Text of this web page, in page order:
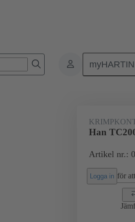
Kontakter Elektrisk
Han
Artikel nr.:
Logga in för